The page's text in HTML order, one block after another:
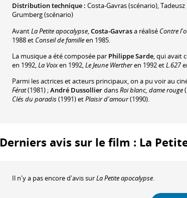
Distribution technique : Costa-Gavras(scénario),
Grumberg(scénario)
AvantLa Petite apocalypse,Costa-Gavrasa réalisé Contre
1988 et Conseil de familleen 1985.
La musique a été composée par Philippe Sarde, qui avait
en 1992,La Voixen 1992,Le Jeune Wertheren 1992 etL.627
Parmi les actrices et acteurs principaux, on a pu voir au
Férat(1981) ;André DussollierdansRoi blanc, dame rouge
Clés du paradis(1991) etPlaisir d'amour(1990).
Derniers avis sur le film : La
Il n'y a pas encore d'avis surLa Petite apocalypse.